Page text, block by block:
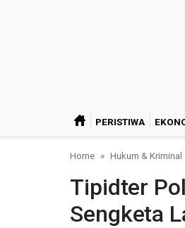
PERISTIWA
Home Hukum & Kriminal
Tipidter
Sengketa